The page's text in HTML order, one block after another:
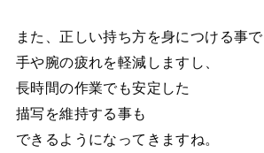
また、正しい持ち方を身につける事で
手や腕の疲れを軽減しますし、
長時間の作業でも安定した
描写を維持する事も
できるようになってきますね。